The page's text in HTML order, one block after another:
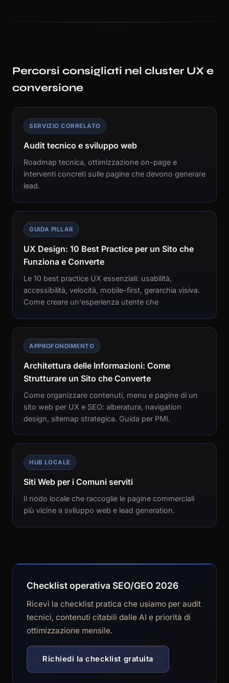
Percorsi consigliati nel cluster UX e
conversione
SERVIZIO CORRELATO
Audit tecnico e sviluppo web
Roadmap tecnica, ottimizzazione on-page e
interventi concreti sulle pagine che devono generare
lead.
GUIDA PILLAR
UX Design: 10 Best Practice per un Sito che
Funziona e Converte
Le 10 best practice UX essenziali: usabilità,
accessibilità, velocità, mobile-first, gerarchia visiva.
Come creare un'esperienza utente che
APPROFONDIMENTO
Architettura delle Informazioni: Come
Strutturare un Sito che Converte
Come organizzare contenuti, menu e pagine di un
sito web per UX e SEO: alberatura, navigation
design, sitemap strategica. Guida per PMI.
HUB LOCALE
Siti Web per i Comuni serviti
Il nodo locale che raccoglie le pagine commerciali
più vicine a sviluppo web e lead generation.
Checklist operativa SEO/GEO 2026
Ricevi la checklist pratica che usiamo per audit
tecnici, contenuti citabili dalle AI e priorità di
ottimizzazione mensile.
Richiedi la checklist gratuita